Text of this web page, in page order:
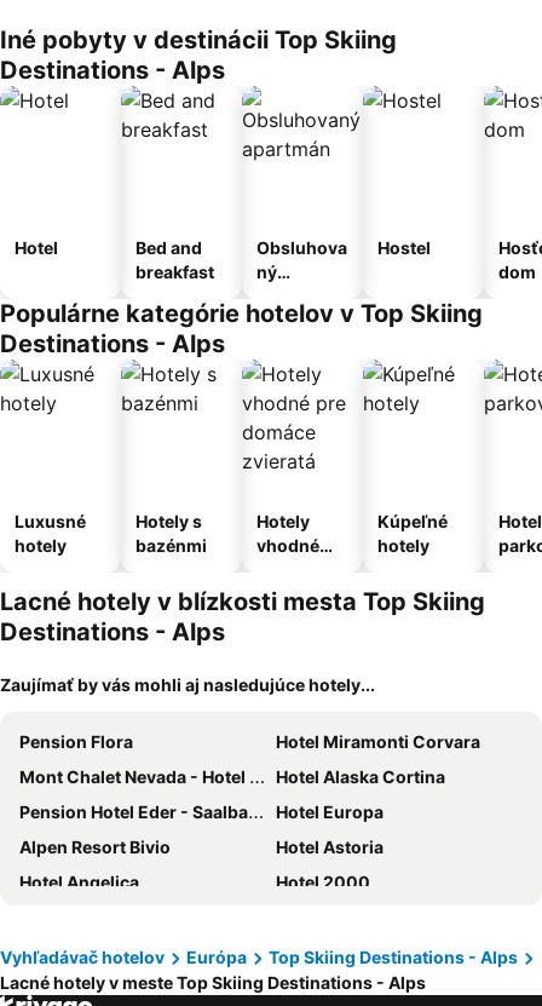
Iné pobyty v destinácii Top Skiing
Destinations - Alps
Hotel
Bed and
breakfast
Obsluhova
ný
Hostel
dom
Populárne kategórie hotelov v Top Skiing
Destinations - Alps
Luxusné
hotely
Hotely s
bazénmi
Hotely
vhodné
domáce
zvieratá
Kúpeľné
hotely
Lacné hotely v blízkosti mesta Top Skiing
Destinations - Alps
Zaujímať by vás mohli aj nasledujúce hotely...
Pension Flora
Hotel Miramonti Corvara
Mont Chalet Nevada - Hotel & Spa
Hotel Alaska Cortina
Pension Hotel Eder - Saalbach
Hotel Europa
Alpen Resort Bivio
Hotel Astoria
Hotel Angelica
Hotel 2000
MONDI Hotel Bellevue Gastein
Hotel Bucaneve
Alpina
Hotel Mirage
Vyhľadávač hotelov Európa
Top Skiing Destinations - Alps
Lacné hotely v meste Top Skiing Destinations - Alps